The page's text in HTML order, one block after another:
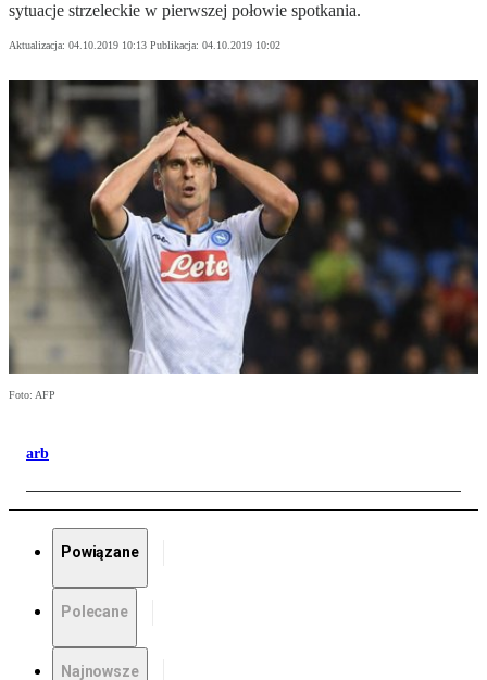
sytuacje strzeleckie w pierwszej połowie spotkania.
Aktualizacja: 04.10.2019 10:13 Publikacja: 04.10.2019 10:02
Foto: AFP
arb
Powiązane
Polecane
Najnowsze